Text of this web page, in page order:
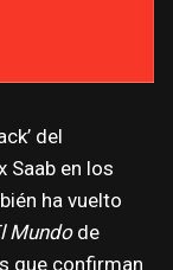
del
Saab en los
ha vuelto
Mundode
que confirman